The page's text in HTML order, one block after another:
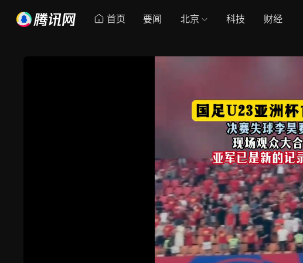
首页 要闻 北京 科技 财经